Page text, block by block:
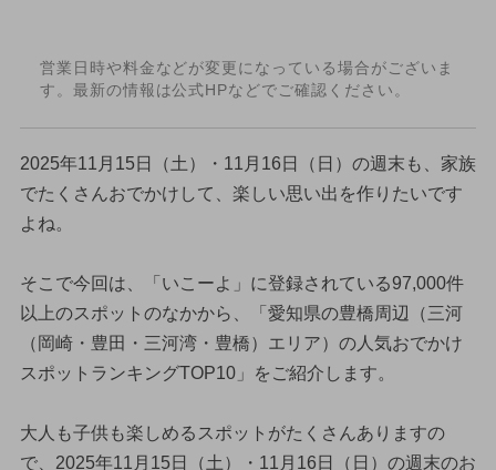
営業日時や料金などが変更になっている場合がございま
す。最新の情報は公式HPなどでご確認ください。
2025年11月15日（土）・11月16日（日）の週末も、家族
でたくさんおでかけして、楽しい思い出を作りたいです
よね。
そこで今回は、「いこーよ」に登録されている97,000件
以上のスポットのなかから、「愛知県の豊橋周辺（三河
（岡崎・豊田・三河湾・豊橋）エリア）の人気おでかけ
スポットランキングTOP10」をご紹介します。
大人も子供も楽しめるスポットがたくさんありますの
で、2025年11月15日（土）・11月16日（日）の週末のお